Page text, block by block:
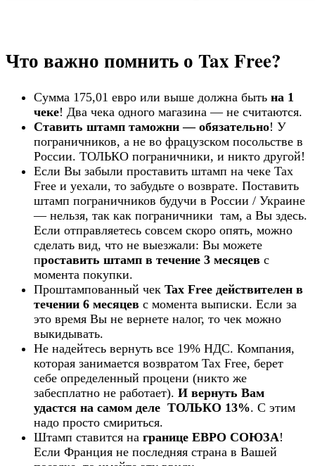
Что важно помнить о Tax Free?
Сумма 175,01 евро или выше должна быть на 1
чеке! Два чека одного магазина — не считаются.
Ставить штамп таможни — обязательно! У
пограничников, а не во фрацузском посольстве в
России. ТОЛЬКО пограничники, и никто другой!
Если Вы забыли проставить штамп на чеке Tax
Free и уехали, то забудьте о возврате. Поставить
штамп пограничников будучи в России / Украине
— нельзя, так как пограничники там, а Вы здесь.
Если отправляетесь совсем скоро опять, можно
сделать вид, что не выезжали: Вы можете
проставить штамп в течение 3 месяцев с
момента покупки.
Проштампованный чек Tax Free действителен в
течении 6 месяцев с момента выписки. Если за
это время Вы не вернете налог, то чек можно
выкидывать.
Не надейтесь вернуть все 19% НДС. Компания,
которая занимается возвратом Tax Free, берет
себе определенный процени (никто же
забесплатно не работает). И вернуть Вам
удастся на самом деле ТОЛЬКО 13%. С этим
надо просто смириться.
Штамп ставится на границе ЕВРО СОЮЗА!
Если Франция не последняя страна в Вашей